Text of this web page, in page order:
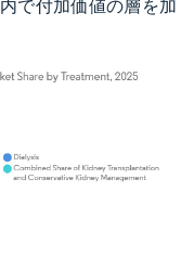
で付加価値の層を加